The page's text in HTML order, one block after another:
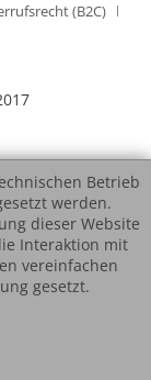
(B2C)
Betrieb
werden.
dieser Website
Interaktion mit
vereinfachen
gesetzt.